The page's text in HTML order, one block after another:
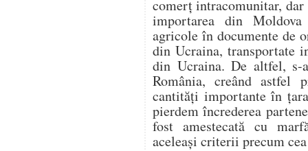
comerț intracomunitar,
importarea din
agricole în documente de
din Ucraina, transportate
din Ucraina. De altfel,
România, creând astfel
cantități importante în
pierdem încrederea
fost amestecată cu
aceleași criterii precum